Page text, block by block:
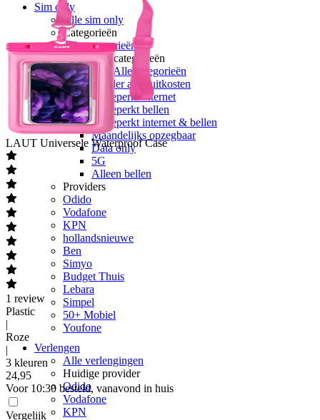
Sim only
Alle sim only
Categorieën
Alle categorieën
Alle categorieën
Alle Alle categorieën
Zonder aansluitkosten
Onbeperkt internet
Onbeperkt bellen
Onbeperkt internet & bellen
Maandelijks opzegbaar
Data only
5G
Alleen bellen
Providers
Odido
Vodafone
KPN
hollandsnieuwe
Ben
Simyo
Budget Thuis
Lebara
Simpel
50+ Mobiel
Youfone
Verlengen
Alle verlengingen
Huidige provider
Odido
Vodafone
KPN
LAUT Universele Waterproof Case
1 review
Plastic
|
Roze
|
3 kleuren
24,95
Voor 10:30 besteld, vanavond in huis
Vergelijk